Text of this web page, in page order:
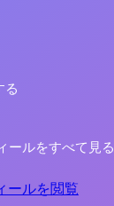
る
ールをすべて見る
ールを閲覧